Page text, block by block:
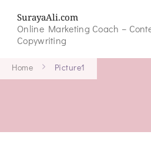
SurayaAli.com
Online Marketing Coach –
Copywriting
Home Picture1